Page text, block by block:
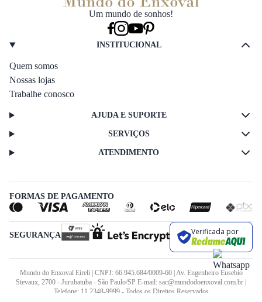
Um mundo de sonhos!
INSTITUCIONAL
Quem somos
Nossas lojas
Trabalhe conosco
AJUDA E SUPORTE
SERVIÇOS
ATENDIMENTO
FORMAS DE PAGAMENTO
SEGURANÇA Verificada por
Mundo do Enxoval Eireli | CNPJ: 66.945.684/0009-60 | Av. Engenheiro Eusebio
Stevaux, 2700 - Jurubatuba - São Paulo/SP E-mail: sac@mundodoenxoval.com.br |
Telefone: 11 2348-9999 - Todos os Direitos Reservados